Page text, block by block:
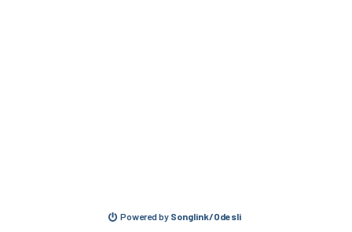
Powered by Songlink/Odesli